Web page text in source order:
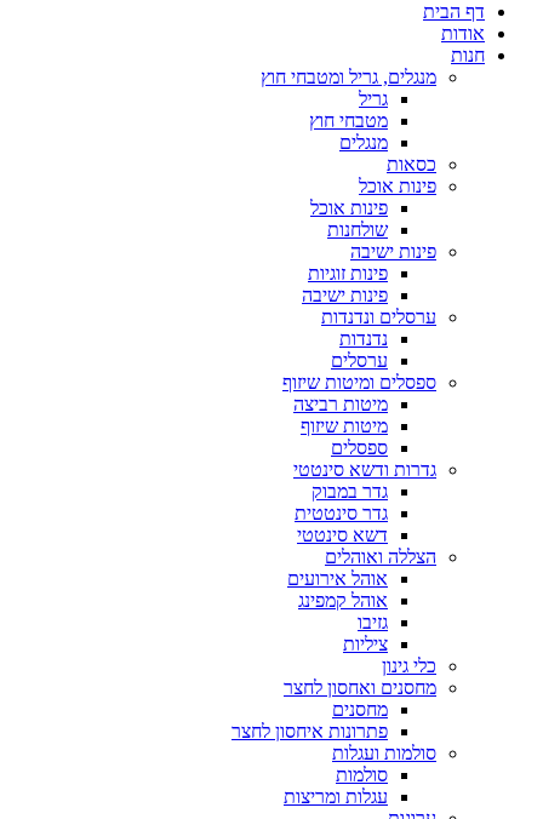
דף הבית
אודות
חנות
מנגלים, גריל ומטבחי חוץ
גריל
מטבחי חוץ
מנגלים
כסאות
פינות אוכל
פינות אוכל
שולחנות
פינות ישיבה
פינות זוגיות
פינות ישיבה
ערסלים ונדנדות
נדנדות
ערסלים
ספסלים ומיטות שיזוף
מיטות רביצה
מיטות שיזוף
ספסלים
גדרות ודשא סינטטי
גדר במבוק
גדר סינטטית
דשא סינטטי
הצללה ואוהלים
אוהל אירועים
אוהל קמפינג
גזיבו
ציליות
כלי גינון
מחסנים ואחסון לחצר
מחסנים
פתרונות איחסון לחצר
סולמות ועגלות
סולמות
עגלות ומריצות